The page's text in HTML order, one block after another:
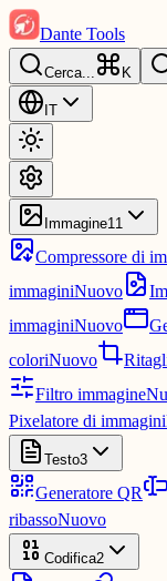
Dante Tools
Cerca... K
IT
Immagine11
Compressore di
immaginiNuovo
immaginiNuovo
coloriNuovo
Filtro immagine
Pixelatore di immagini
Testo3
Generatore QR
ribassoNuovo
Codifica2